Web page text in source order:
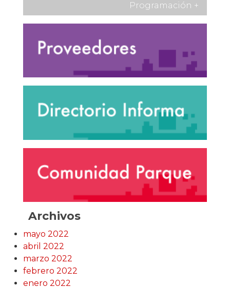
Programación +
Archivos
mayo 2022
abril 2022
marzo 2022
febrero 2022
enero 2022